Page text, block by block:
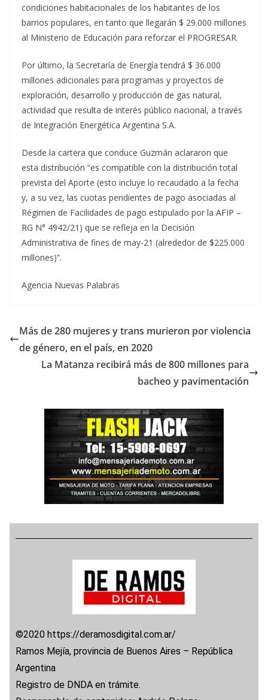
condiciones habitacionales de los habitantes de los
barrios populares, en tanto que llegarán $ 29.000 millones
al Ministerio de Educación para reforzar el PROGRESAR.
Por último, la Secretaría de Energía tendrá $ 36.000
millones adicionales para programas y proyectos de
exploración, desarrollo y producción de gas natural,
actividad que resulta de interés público nacional, a través
de Integración Energética Argentina S.A.
Desde la cartera que conduce Guzmán aclararon que
esta distribución “es compatible con la distribución total
prevista del Aporte (esto incluye lo recaudado a la fecha
y, a su vez, las cuotas pendientes de pago asociadas al
Régimen de Facilidades de pago estipulado por la AFIP –
RG N° 4942/21) que se refleja en la Decisión
Administrativa de fines de may-21 (alrededor de $225.000
millones)”.
Agencia Nuevas Palabras
Más de 280 mujeres y trans murieron por violencia
de género, en el país, en 2020
La Matanza recibirá más de 800 millones para
bacheo y pavimentación
©2020 https://deramosdigital.com.ar/
Ramos Mejía, provincia de Buenos Aires – República
Argentina
Registro de DNDA en trámite.